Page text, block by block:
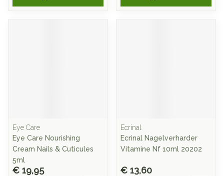
Eye Care
Eye Care Nourishing
Cream Nails & Cuticules
5ml
€ 19,95
Ecrinal
Ecrinal Nagelverharder
Vitamine Nf 10ml 20202
€ 13,60